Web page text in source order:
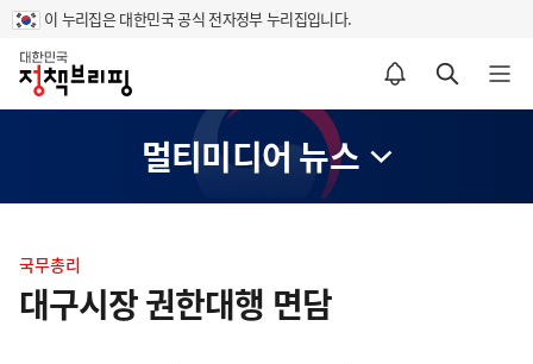
이 누리집은 대한민국 공식 전자정부 누리집입니다.
홈
알림설정 바로가기 검색 바로가기 메뉴 열기
멀티미디어 뉴스
텐
츠
영
국무총리
대구시장 권한대행 면담